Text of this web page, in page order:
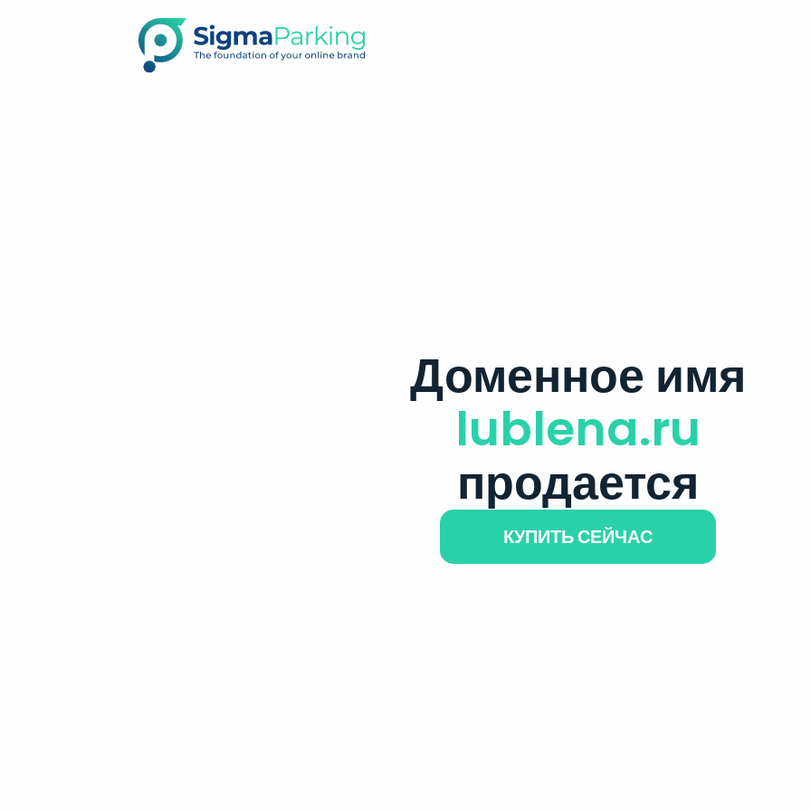
Доменное имя
lublena.ru
продается
КУПИТЬ СЕЙЧАС